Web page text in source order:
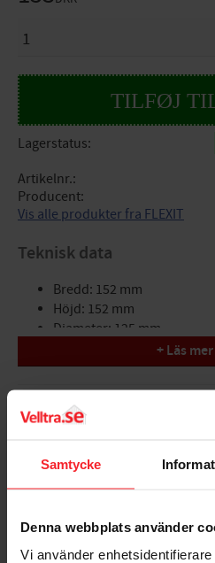
Samtycke
Denna webbplats använder
Vi använder
Lagerstatus
Artikelnr.
Producent
Vis alle produkter fra FLEXIT
Teknisk data
Bredd: 152 mm
Höjd: 152 mm
Diameter: 125 mm
+ Läs mer
Bedømmelser